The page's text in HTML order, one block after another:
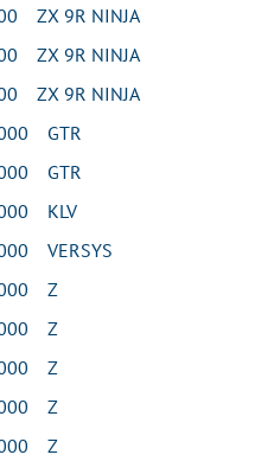
ZX 9R NINJA
ZX 9R NINJA
ZX 9R NINJA
GTR
GTR
KLV
VERSYS
Z
Z
Z
Z
Z